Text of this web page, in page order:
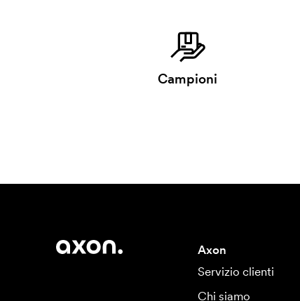
Campioni
Axon
Servizio clienti
Chi siamo